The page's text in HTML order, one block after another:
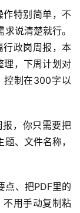
作特别简单，不
说清楚就行。
行政岗周报，本
理，下周计划对
控制在300字以
，你只需要把
、文件名称，
点、把PDF里的
不用手动复制粘